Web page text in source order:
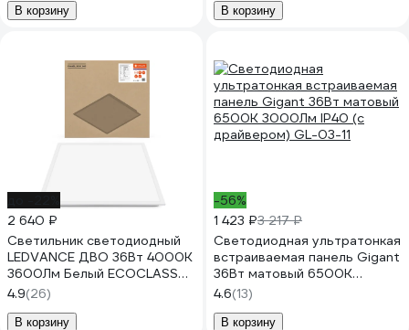
В корзину В корзину
2 640 ₽
Светильник светодиодный
LEDVANCE ДВО 36Вт 4000К
3600Лм Белый ECOCLASS
PANEL 4099854246579
4.9(26)
В корзину
-56%
1 423 ₽3 217 ₽
Светодиодная ультратонкая
встраиваемая панель Gigant
36Вт матовый 6500K
3000Лм IP40 (с драйвером)
GL-03-11
4.6(13)
В корзину